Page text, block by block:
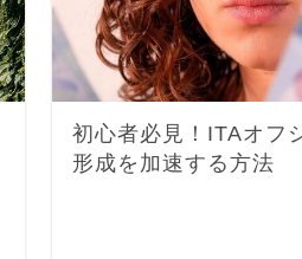
初心者必見！ITAオフ
形成を加速する方法